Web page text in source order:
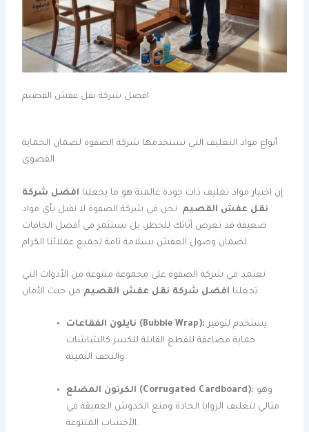
افضل شركة نقل عفش القصيم
أنواع مواد التغليف التي تستخدمها شركة الصفوة لضمان الحماية
القصوى
إن اختيار مواد تغليف ذات جودة عالمية هو ما يجعلنا افضل شركة
نقل عفش القصيم. نحن في شركة الصفوة لا نقبل بأي مواد
ضعيفة قد تعرض أثاثك للخطر، بل نستثمر في أفضل الخامات
لضمان وصول العفش بسلامة تامة لجميع عملائنا الكرام.
نعتمد في شركة الصفوة على مجموعة متنوعة من الأدوات التي
تجعلنا افضل شركة نقل عفش القصيم من حيث الأمان:
نايلون الفقاعات (Bubble Wrap):
حماية مضاعفة للقطع القابلة للكسر كالشاشات
والتحف الثمينة.
الكرتون المضلع (Corrugated Cardboard):
مثالي لتغليف الزوايا الحادة ومنع الخدوش العميقة في
الأخشاب المتنوعة.